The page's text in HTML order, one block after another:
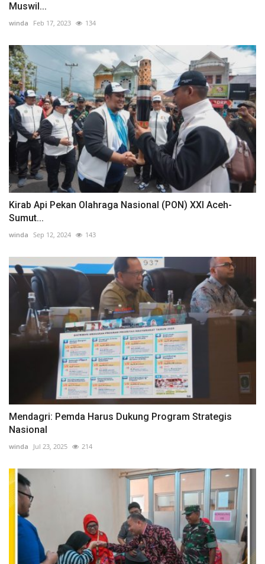
Muswil...
winda Feb 17, 2023 134
Kirab Api Pekan Olahraga Nasional (PON) XXI Aceh-
Sumut...
winda Sep 12, 2024 143
Mendagri: Pemda Harus Dukung Program Strategis
Nasional
winda Jul 23, 2025 214